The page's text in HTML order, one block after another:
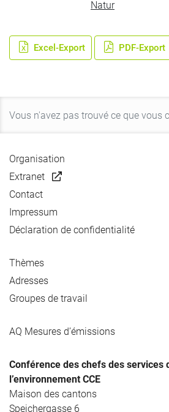
Natur
Excel-Export PDF-Export
Organisation
Extranet
Contact
Impressum
Déclaration de confidentialité
Thèmes
Adresses
Groupes de travail
AQ Mesures d’émissions
Conférence des chefs des services
l’environnement CCE
Maison des cantons
Speichergasse 6